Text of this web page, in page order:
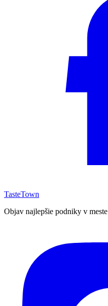
TasteTown
Objav najlepšie podniky v meste